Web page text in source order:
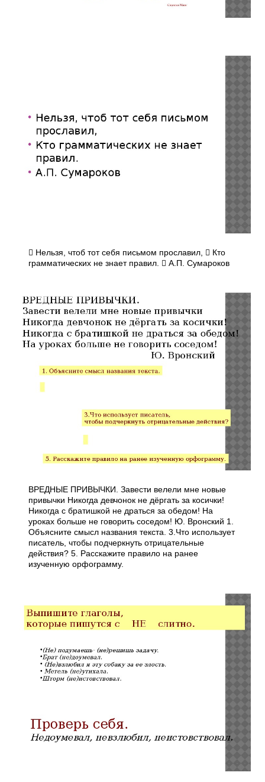
 Нельзя, чтоб тот себя письмом прославил,  Кто
грамматических не знает правил.  А.П. Сумароков
ВРЕДНЫЕ ПРИВЫЧКИ. Завести велели мне новые
привычки Никогда девчонок не дёргать за косички!
Никогда с братишкой не драться за обедом! На
уроках больше не говорить соседом! Ю. Вронский 1.
Объясните смысл названия текста. 3.Что использует
писатель, чтобы подчеркнуть отрицательные
действия? 5. Расскажите правило на ранее
изученную орфограмму.